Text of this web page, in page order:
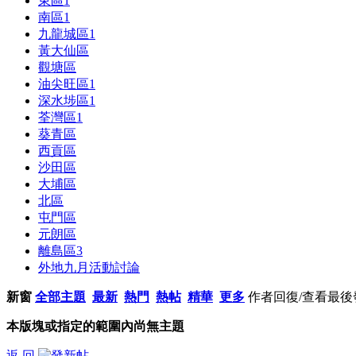
南區1
九龍城區1
黃大仙區
觀塘區
油尖旺區1
深水埗區1
荃灣區1
葵青區
西貢區
沙田區
大埔區
北區
屯門區
元朗區
離島區3
外地九月活動討論
新窗 全部主題 最新 熱門 熱帖 精華 更多 作者回復/查看最後
本版塊或指定的範圍內尚無主題